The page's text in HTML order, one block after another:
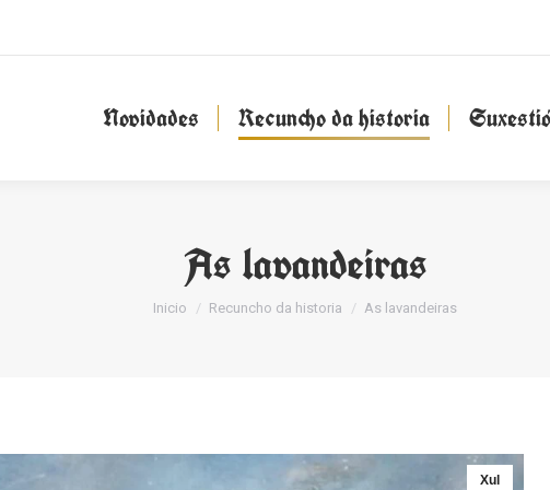
Novidades Recuncho da historia
As lavandeiras
You are here:
Inicio Recuncho da historia As lavandeiras
Xul
Novidades Recuncho da historia